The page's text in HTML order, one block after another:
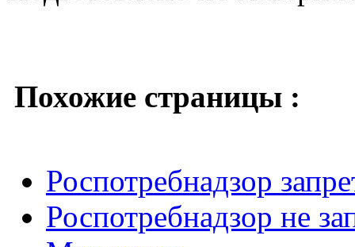
Похожие страницы :
Роспотребнадзор
Роспотребнадзор не